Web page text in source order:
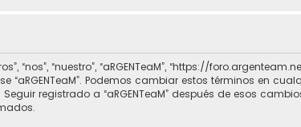
“nos”, “nuestro”, “aRGENTeaM”, “https://
“aRGENTeaM”. Podemos cambiar estos términos en
registrado a “aRGENTeaM” después de esos